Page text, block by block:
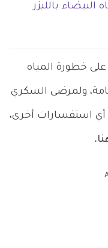
البيضاء بالليزر
على خطورة المياه
ولمرضى السكري
أي استفسارات أخرى،
.